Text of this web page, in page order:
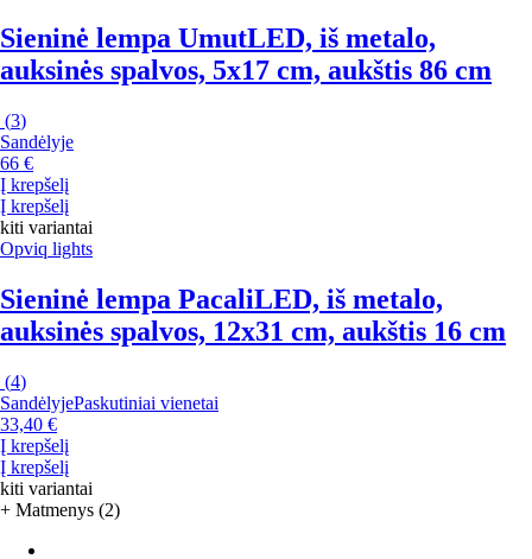
Sieninė lempa UmutLED, iš metalo,
auksinės spalvos, 5x17 cm, aukštis 86 cm
(3)
Sandėlyje
66 €
Į krepšelį
Į krepšelį
kiti variantai
Opviq lights
Sieninė lempa PacaliLED, iš metalo,
auksinės spalvos, 12x31 cm, aukštis 16 cm
(4)
SandėlyjePaskutiniai vienetai
33,40 €
Į krepšelį
Į krepšelį
kiti variantai
+ Matmenys (2)